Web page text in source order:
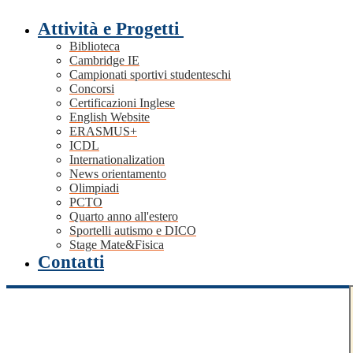
Attività e Progetti
Biblioteca
Cambridge IE
Campionati sportivi studenteschi
Concorsi
Certificazioni Inglese
English Website
ERASMUS+
ICDL
Internationalization
News orientamento
Olimpiadi
PCTO
Quarto anno all'estero
Sportelli autismo e DICO
Stage Mate&Fisica
Contatti